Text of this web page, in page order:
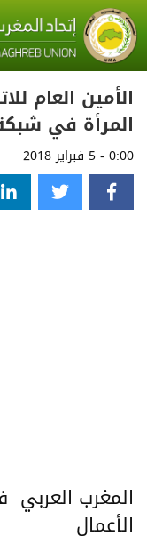
الأمين العام
المرأة في
0:00 - 5 فبراير 2018
المغرب
الأعمال